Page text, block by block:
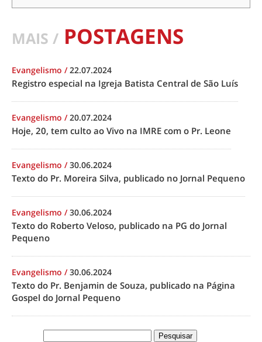
MAIS / POSTAGENS
Evangelismo /22.07.2024
Registro especial na Igreja Batista Central de São Luís
Evangelismo /20.07.2024
Hoje, 20, tem culto ao Vivo na IMRE com o Pr. Leone
Evangelismo /30.06.2024
Texto do Pr. Moreira Silva, publicado no Jornal Pequeno
Evangelismo /30.06.2024
Texto do Roberto Veloso, publicado na PG do Jornal
Pequeno
Evangelismo /30.06.2024
Texto do Pr. Benjamin de Souza, publicado na Página
Gospel do Jornal Pequeno